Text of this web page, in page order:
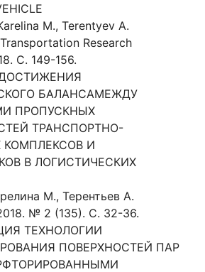
M., Terentyev A.
Research
С. 149-156.
БАЛАНСАМЕЖДУ
ПРОПУСКНЫХ
ТРАНСПОРТНО-
КОМПЛЕКСОВ И
В ЛОГИСТИЧЕСКИХ
М., Терентьев А.
№ 2 (135). С. 32-36.
ТЕХНОЛОГИИ
ПОВЕРХНОСТЕЙ ПАР